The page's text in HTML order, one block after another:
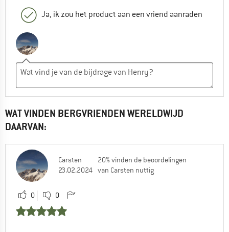
Ja, ik zou het product aan een vriend aanraden
WAT VINDEN BERGVRIENDEN WERELDWIJD
DAARVAN:
Carsten
23.02.2024
20% vinden de beoordelingen
van Carsten nuttig
0 0